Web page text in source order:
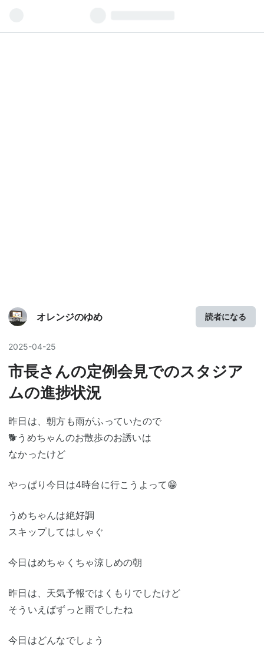
オレンジのゆめ 読者になる
2025-04-25
市長さんの定例会見でのスタジア
ムの進捗状況
昨日は、朝方も雨がふっていたので
🐕️うめちゃんのお散歩のお誘いは
なかったけど
やっぱり今日は4時台に行こうよって😁
うめちゃんは絶好調
スキップしてはしゃぐ
今日はめちゃくちゃ涼しめの朝
昨日は、天気予報ではくもりでしたけど
そういえばずっと雨でしたね
今日はどんなでしょう